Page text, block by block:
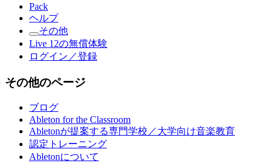
Pack
ヘルプ
その他
Live 12の無償体験
ログイン／登録
その他のページ
ブログ
Ableton for the Classroom
Abletonが提案する専門学校／大学向け音楽教育
認定トレーニング
Abletonについて